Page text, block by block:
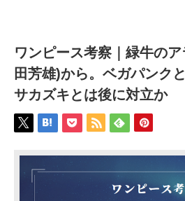
ワンピース考察｜緑牛の
田芳雄)から。ベガパンク
サカズキとは後に対立か